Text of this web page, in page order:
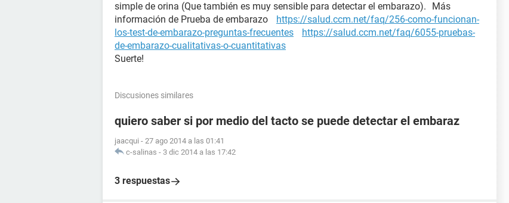
simple de orina (Que también es muy sensible para detectar el embarazo). Más
información de Prueba de embarazo https://salud.ccm.net/faq/256-como-funcionan-
los-test-de-embarazo-preguntas-frecuentes
https://salud.ccm.net/faq/6055-pruebas-
de-embarazo-cualitativas-o-cuantitativas
Suerte!
Discusiones similares
quiero saber si por medio del tacto se puede detectar el embaraz
jaacqui - 27 ago 2014 a las 01:41
c-salinas - 3 dic 2014 a las 17:42
3 respuestas